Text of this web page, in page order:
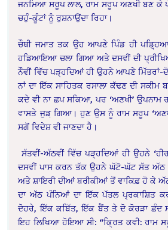
ਜਨਮਿਆ ਸਰੂਪ ਲਾਲ, ਰਾਮ ਸਰੂਪ ਅਣਖੀ ਬਣ ਕੇ
ਚਹੁੰ-ਕੂੰਟਾਂ ਨੂੰ ਰੁਸ਼ਨਾਉਂਦਾ ਰਿਹਾ।
ਚੌਥੀ ਜਮਾਤ ਤਕ ਉਹ ਆਪਣੇ ਪਿੰਡ ਹੀ
ਹਡਿਆਇਆ ਚਲਾ ਗਿਆ ਅਤੇ ਦਸਵੀਂ ਦੀ
ਨੌਵੀਂ ਵਿੱਚ ਪੜ੍ਹਦਿਆਂ ਹੀ ਉਹਨੇ ਆਪਣੇ ਮਿੱਤਰਾਂ-
ਨਾਂ ਦਾ ਇੱਕ ਸਾਹਿਤਕ ਰਸਾਲਾ ਕੱਢਣ ਦੀ ਸਕੀਮ
ਕਦੇ ਵੀ ਨਾ ਛਪ ਸਕਿਆ, ਪਰ ‘ਅਣਖੀ’ ਉਪਨਾਮ
ਵਾਸਤੇ ਜੁਡ਼ ਗਿਆ। ਹੁਣ ਉਸ ਨੂੰ ਰਾਮ ਸਰੂਪ
ਸਗੋਂ ਵਿਦੇਸ਼ ਵੀ ਜਾਣਦਾ ਹੈ।
ਸੱਤਵੀਂ-ਅੱਠਵੀਂ ਵਿੱਚ ਪੜ੍ਹਦਿਆਂ ਹੀ ਉਹਨੇ
ਦਸਵੀਂ ਪਾਸ ਕਰਨ ਤੱਕ ਉਹਨੇ ਘੱਟੋ-ਘੱਟ ਸੱਤ ਅੱਠ
ਅਤੇ ਸ਼ਾਇਰੀ ਦੀਆਂ ਬਰੀਕੀਆਂ ਤੋਂ ਵਾਕਿਫ਼ ਹੋ ਕੇ
ਦਾ ਅੱਠ ਪੰਨਿਆਂ ਦਾ ਇੱਕ ਪੱਤਲ ਪ੍ਰਕਾਸ਼ਿਤ
ਦੋਹਰੇ, ਇੱਕ ਕਬਿੱਤ, ਇੱਕ ਬੈਂਤ ਤੇ ਦੋ ਕੋਰੜਾ
ਇਹ ਲਿਖਿਆ ਹੋਇਆ ਸੀ: “ਕ੍ਰਿਤ ਕਵੀ: ਰਾਮ